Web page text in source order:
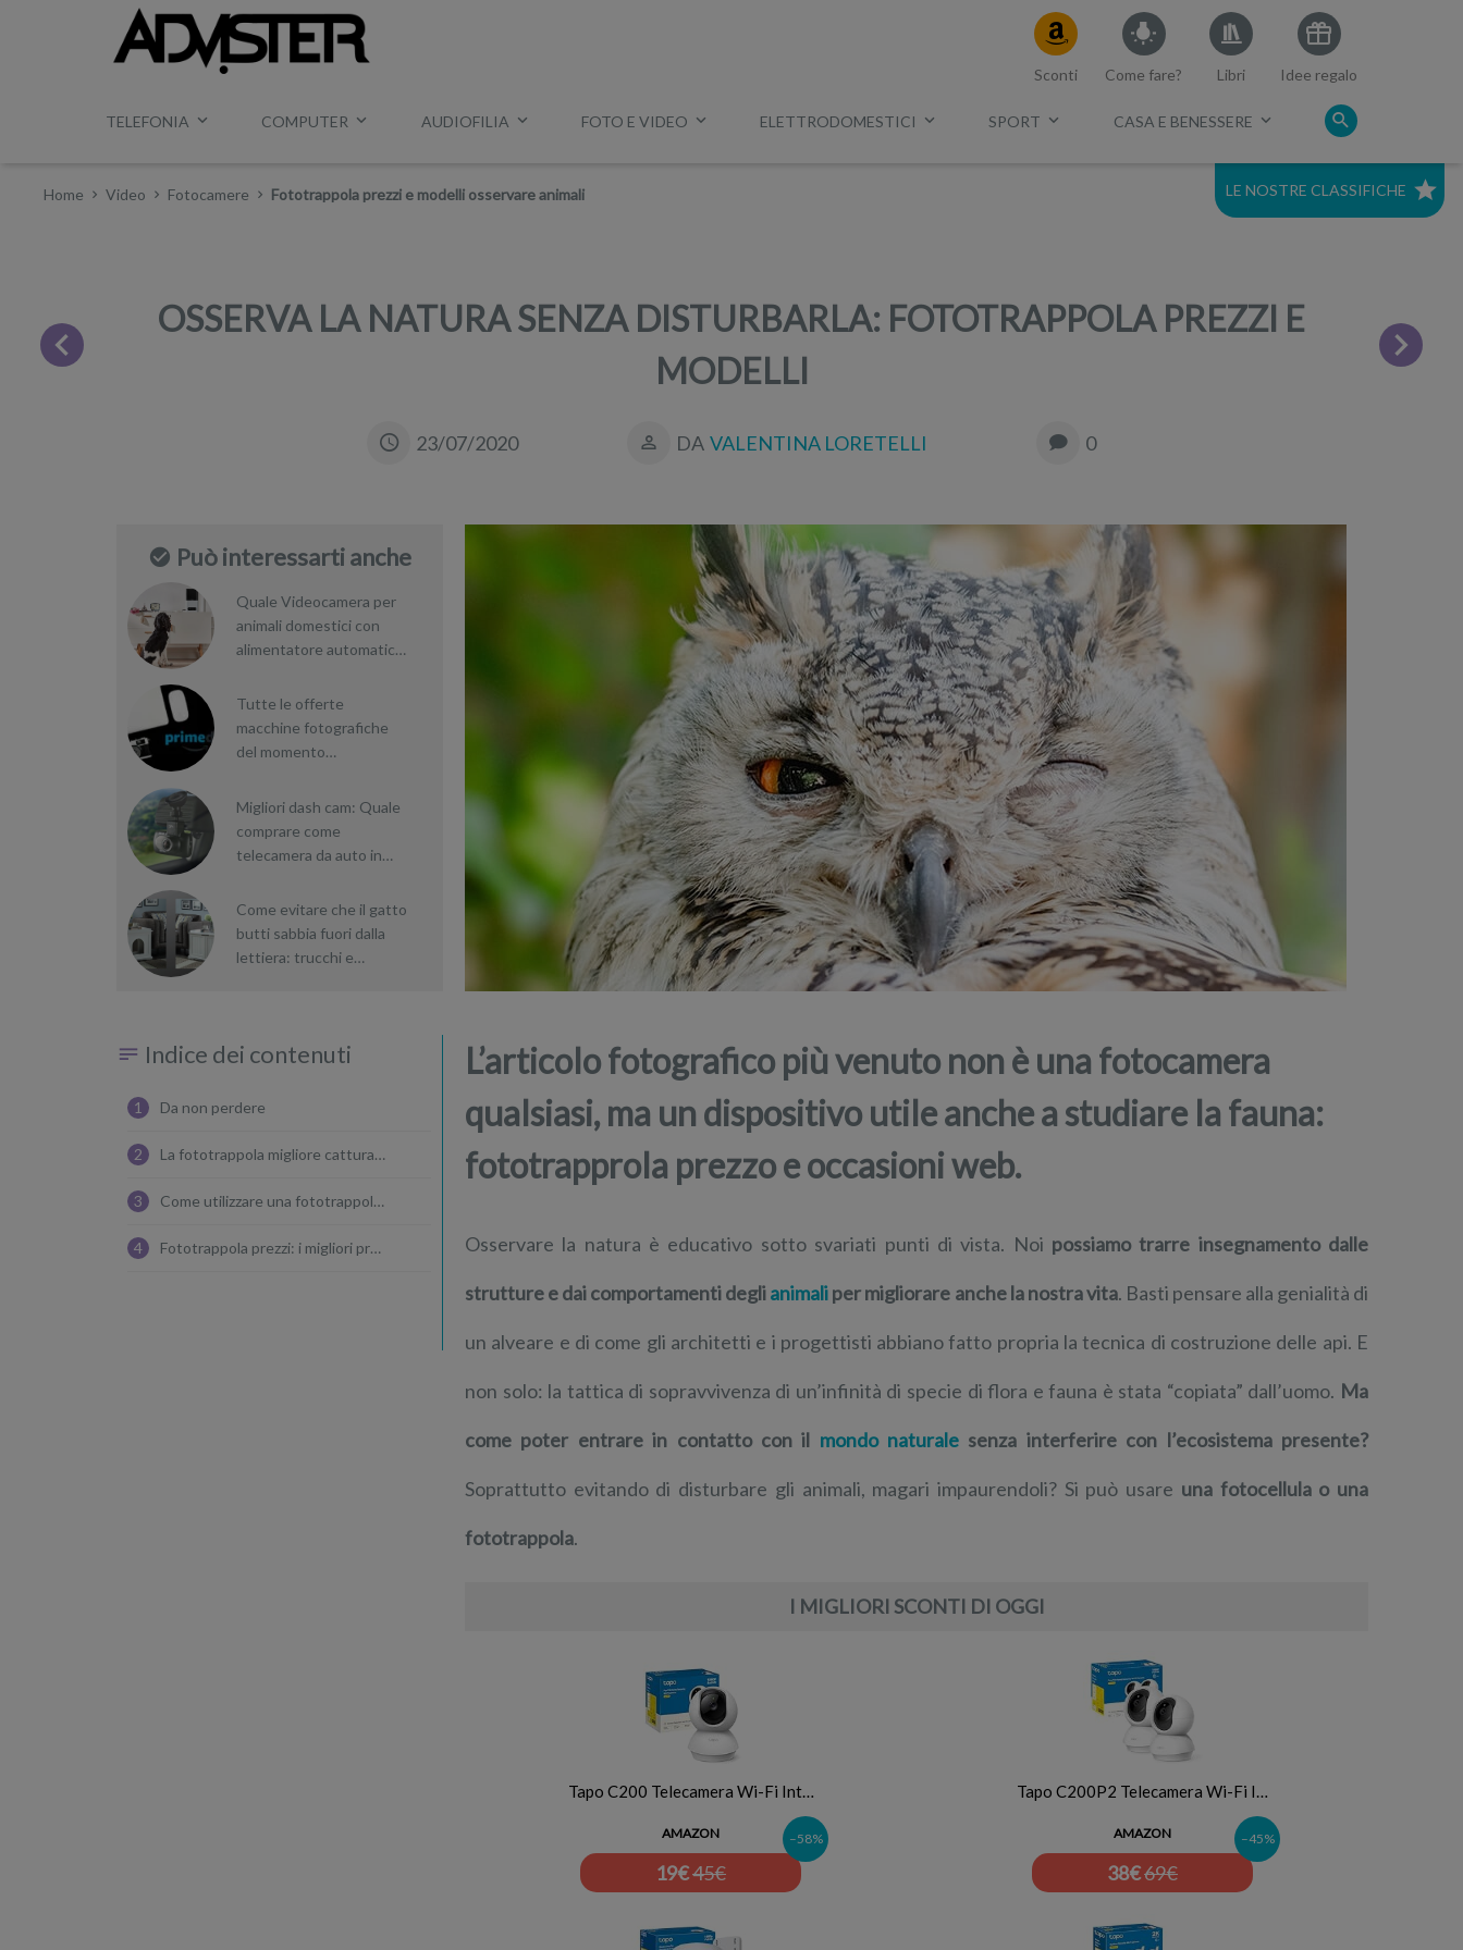
Sconti Come fare? Libri Idee regalo
TELEFONIA COMPUTER AUDIOFILIA FOTO E VIDEO ELETTRODOMESTICI SPORT CASA E BENESSERE
Esempio:miglior tv
Home Video Fotocamere Fototrappola prezzi e modelli osservare animali LE NOSTRE CLASSIFICHE
OSSERVA LA NATURA SENZA DISTURBARLA: FOTOTRAPPOLA PREZZI E
MODELLI
23/07/2020 DA VALENTINA LORETELLI 0
Può interessarti anche
Quale Videocamera per
animali domestici con
alimentatore automatico
Tutte le offerte
macchine fotografiche
del momento
Migliori dash cam: Quale
comprare come
telecamera da auto in
Come evitare che il gatto
butti sabbia fuori dalla
lettiera: trucchi e
Indice dei contenuti
1 Da non perdere
2 La fototrappola migliore cattura solo immagini
3 Come utilizzare una fototrappola professionale
4 Fototrappola prezzi: i migliori prodotti acquistabili sul web
L’articolo fotografico più venuto non è una fotocamera
qualsiasi, ma un dispositivo utile anche a studiare la fauna:
fototrapprola prezzo e occasioni web.
Osservare la natura è educativo sotto svariati punti di vista. Noi possiamo trarre insegnamento dalle
strutture e dai comportamenti deglianimaliper migliorare anche la nostra vita. Basti pensare alla genialità di
un alveare e di come gli architetti e i progettisti abbiano fatto propria la tecnica di costruzione delle api. E
non solo: la tattica di sopravvivenza di un’infinità di specie di flora e fauna è stata “copiata” dall’uomo. Ma
come poter entrare in contatto con il mondo naturale senza interferire con l’ecosistema presente?
Soprattutto evitando di disturbare gli animali, magari impaurendoli? Si può usare una fotocellula o una
fototrappola.
I MIGLIORI SCONTI DI OGGI
Tapo C200 Telecamera Wi-Fi Int…
AMAZON
19€45€
–58%
Tapo C200P2 Telecamera Wi-Fi I…
AMAZON
38€69€
–45%